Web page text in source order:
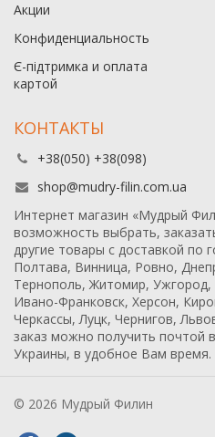
Акции
Конфиденциальность
Є-підтримка и оплата
картой
КОНТАКТЫ
+38(050) +38(098)
shop@mudry-filin.com.ua
Интернет магазин «Мудрый
возможность выбрать,
другие товары с доставкой по
Полтава, Винница, Ровно,
Тернополь, Житомир,
Ивано-Франковск, Херсон,
Черкассы, Луцк, Чернигов,
заказ можно получить почтой
Украины, в удобное Вам время.
© 2026 Мудрый Филин